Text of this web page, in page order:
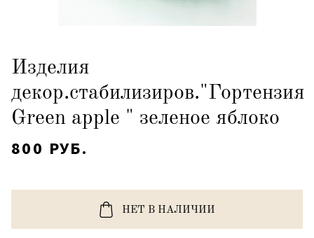
Изделия
декор.стабилизиров."Гортензия
Green apple " зеленое яблоко
800 РУБ.
НЕТ В НАЛИЧИИ